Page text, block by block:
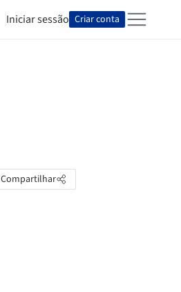
Iniciar sessão Criar conta
Compartilhar